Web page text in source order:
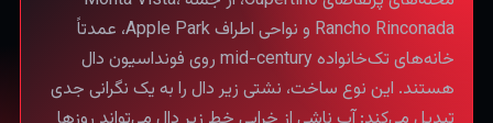
Rancho Rinconada و نواحی اطراف Apple Park، عمدتاً
خانه‌های تک‌خانواده mid-century روی فونداسیون دال
هستند. این نوع ساخت، نشتی زیر دال را به یک نگرانی جدی